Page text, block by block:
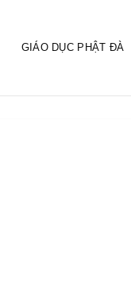
GIÁO DỤC PHẬT ĐÀ